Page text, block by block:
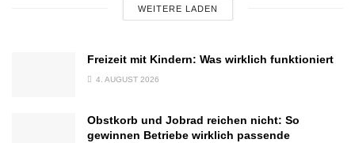
WEITERE LADEN
Freizeit mit Kindern: Was wirklich funktioniert
4. AUGUST 2026
Obstkorb und Jobrad reichen nicht: So
gewinnen Betriebe wirklich passende